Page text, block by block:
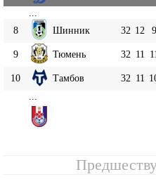
8
Шинник 32 12 9
9 Тюмень 32 11
10 Тамбов 32 11